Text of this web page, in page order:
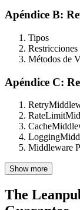
Apéndice B:
Tipos
Restricciones
Métodos de
Apéndice C:
Middleware
Show more
The